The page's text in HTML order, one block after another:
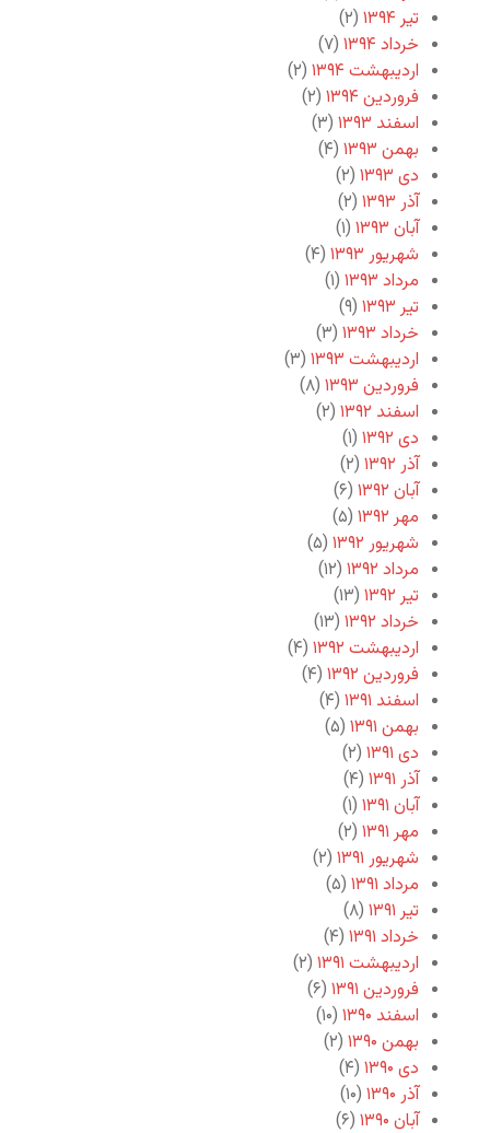
تیر ۱۳۹۴
(۲)
خرداد ۱۳۹۴
(۷)
اردیبهشت ۱۳۹۴
(۲)
فروردین ۱۳۹۴
(۲)
اسفند ۱۳۹۳
(۳)
بهمن ۱۳۹۳
(۴)
دی ۱۳۹۳
(۲)
آذر ۱۳۹۳
(۲)
آبان ۱۳۹۳
(۱)
شهریور ۱۳۹۳
(۴)
مرداد ۱۳۹۳
(۱)
تیر ۱۳۹۳
(۹)
خرداد ۱۳۹۳
(۳)
اردیبهشت ۱۳۹۳
(۳)
فروردین ۱۳۹۳
(۸)
اسفند ۱۳۹۲
(۲)
دی ۱۳۹۲
(۱)
آذر ۱۳۹۲
(۲)
آبان ۱۳۹۲
(۶)
مهر ۱۳۹۲
(۵)
شهریور ۱۳۹۲
(۵)
مرداد ۱۳۹۲
(۱۲)
تیر ۱۳۹۲
(۱۳)
خرداد ۱۳۹۲
(۱۳)
اردیبهشت ۱۳۹۲
(۴)
فروردین ۱۳۹۲
(۴)
اسفند ۱۳۹۱
(۴)
بهمن ۱۳۹۱
(۵)
دی ۱۳۹۱
(۲)
آذر ۱۳۹۱
(۴)
آبان ۱۳۹۱
(۱)
مهر ۱۳۹۱
(۲)
شهریور ۱۳۹۱
(۲)
مرداد ۱۳۹۱
(۵)
تیر ۱۳۹۱
(۸)
خرداد ۱۳۹۱
(۴)
اردیبهشت ۱۳۹۱
(۲)
فروردین ۱۳۹۱
(۶)
اسفند ۱۳۹۰
(۱۰)
بهمن ۱۳۹۰
(۲)
دی ۱۳۹۰
(۴)
آذر ۱۳۹۰
(۱۰)
آبان ۱۳۹۰
(۶)